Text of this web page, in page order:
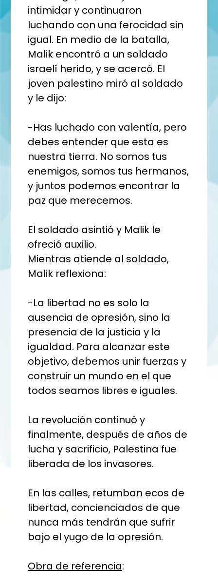
intimidar y continuaron
luchando con una ferocidad sin
igual. En medio de la batalla,
Malik encontró a un soldado
israelí herido, y se acercó. El
joven palestino miró al soldado
y le dijo:
-Has luchado con valentía, pero
debes entender que esta es
nuestra tierra. No somos tus
enemigos, somos tus hermanos,
y juntos podemos encontrar la
paz que merecemos.
El soldado asintió y Malik le
ofreció auxilio.
Mientras atiende al soldado,
Malik reflexiona:
-La libertad no es solo la
ausencia de opresión, sino la
presencia de la justicia y la
igualdad. Para alcanzar este
objetivo, debemos unir fuerzas y
construir un mundo en el que
todos seamos libres e iguales.
La revolución continuó y
finalmente, después de años de
lucha y sacrificio, Palestina fue
liberada de los invasores.
En las calles, retumban ecos de
libertad, concienciados de que
nunca más tendrán que sufrir
bajo el yugo de la opresión.
Obra de referencia: